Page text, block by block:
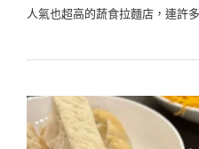
人氣也超高的蔬食拉麵店，連許